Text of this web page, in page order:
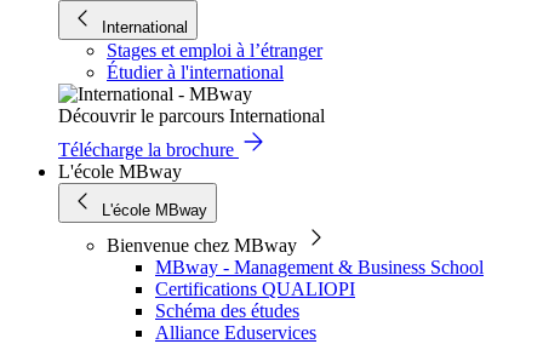
International
Stages et emploi à l’étranger
Étudier à l'international
Découvrir le parcours International
Télécharge la brochure
L'école MBway
L'école MBway
Bienvenue chez MBway
MBway - Management & Business School
Certifications QUALIOPI
Schéma des études
Alliance Eduservices